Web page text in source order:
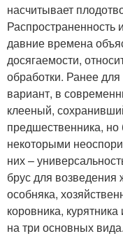
насчитывает
Распространенность
давние времена
досягаемости,
обработки. Ранее
вариант, в
клееный,
предшественника,
некоторыми
них –
брус для возведения
особняка,
коровника,
на три основных вида.